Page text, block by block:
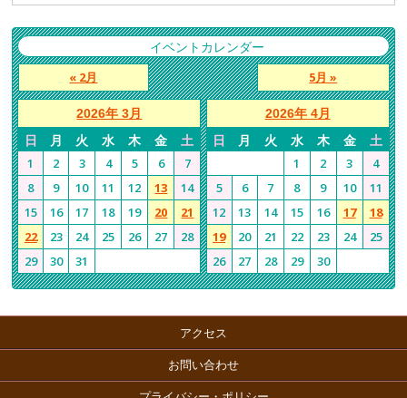
イベントカレンダー
« 2月 5月 »
2026年 3月
日
月 火 水 木 金 土
1 2 3 4 5 6
7
8
9 10 11 12 13
14
15
16 17 18 19 20
21
22
23 24 25 26 27
28
29
30 31
2026年 4月
日
月 火 水 木 金 土
1 2 3
4
5
6 7 8 9 10
11
12
13 14 15 16 17
18
19
20 21 22 23 24
25
26
27 28 29 30
アクセス
お問い合わせ